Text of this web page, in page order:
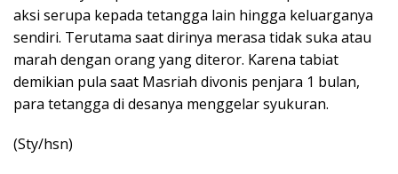
aksi serupa kepada tetangga lain hingga keluarganya
sendiri. Terutama saat dirinya merasa tidak suka atau
marah dengan orang yang diteror. Karena tabiat
demikian pula saat Masriah divonis penjara 1 bulan,
para tetangga di desanya menggelar syukuran.
(Sty/hsn)